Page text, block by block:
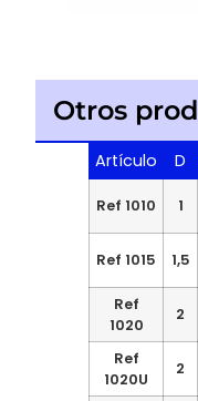
Otros
Artículo D
Ref 1010 1
Ref 1015 1,5
Ref
1020
2
Ref
1020U
2